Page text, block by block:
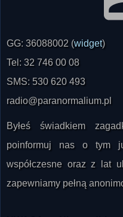
GG: 36088002 (widget)
Tel: 32 746 00 08
SMS: 530 620 493
radio@paranormalium.pl
Byłeś świadkiem
poinformuj nas o tym
współczesne oraz z lat
zapewniamy pełną